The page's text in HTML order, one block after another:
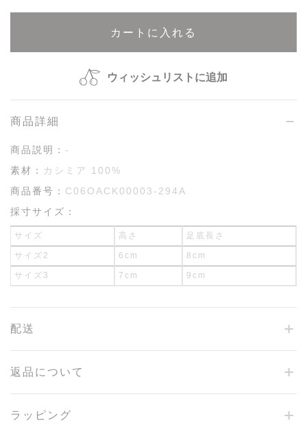
カートに入れる
ウィッシュリストに追加
商品詳細
商品説明： -
素材：
カシミア 100%
商品番号： C06OACK00003-294A
採寸サイズ：
サイズ 高さ 足底長さ
サイズ2 6cm 8cm
サイズ3 7cm 9cm
配送
返品について
ラッピング